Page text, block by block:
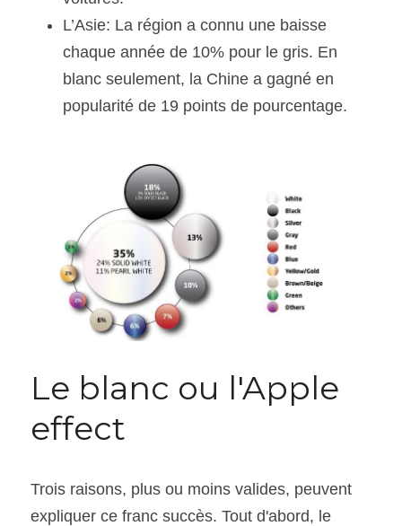
L’Asie: La région a connu une baisse
chaque année de 10% pour le gris. En
blanc seulement, la Chine a gagné en
popularité de 19 points de pourcentage.
Le blanc ou l'Apple
effect
Trois raisons, plus ou moins valides, peuvent
expliquer ce franc succès. Tout d'abord, le